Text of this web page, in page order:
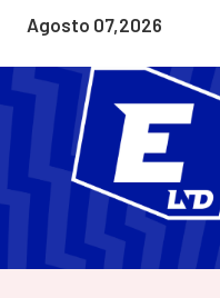
Agosto 07,2026